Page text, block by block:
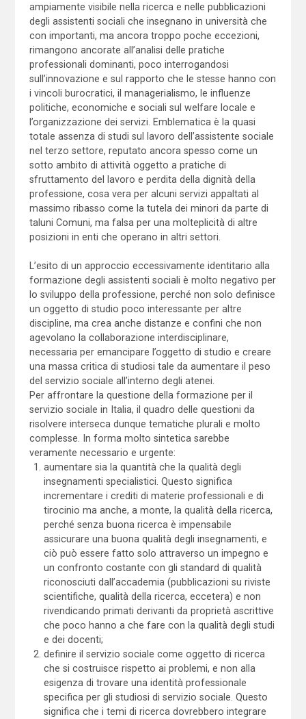
ampiamente visibile nella ricerca e nelle pubblicazioni
degli assistenti sociali che insegnano in università che
con importanti, ma ancora troppo poche eccezioni,
rimangono ancorate all’analisi delle pratiche
professionali dominanti, poco interrogandosi
sull’innovazione e sul rapporto che le stesse hanno con
i vincoli burocratici, il managerialismo, le influenze
politiche, economiche e sociali sul welfare locale e
l’organizzazione dei servizi. Emblematica è la quasi
totale assenza di studi sul lavoro dell’assistente sociale
nel terzo settore, reputato ancora spesso come un
sotto ambito di attività oggetto a pratiche di
sfruttamento del lavoro e perdita della dignità della
professione, cosa vera per alcuni servizi appaltati al
massimo ribasso come la tutela dei minori da parte di
taluni Comuni, ma falsa per una molteplicità di altre
posizioni in enti che operano in altri settori.
L’esito di un approccio eccessivamente identitario alla
formazione degli assistenti sociali è molto negativo per
lo sviluppo della professione, perché non solo definisce
un oggetto di studio poco interessante per altre
discipline, ma crea anche distanze e confini che non
agevolano la collaborazione interdisciplinare,
necessaria per emancipare l’oggetto di studio e creare
una massa critica di studiosi tale da aumentare il peso
del servizio sociale all’interno degli atenei.
Per affrontare la questione della formazione per il
servizio sociale in Italia, il quadro delle questioni da
risolvere interseca dunque tematiche plurali e molto
complesse. In forma molto sintetica sarebbe
veramente necessario e urgente:
aumentare sia la quantità che la qualità degli
insegnamenti specialistici. Questo significa
incrementare i crediti di materie professionali e di
tirocinio ma anche, a monte, la qualità della ricerca,
perché senza buona ricerca è impensabile
assicurare una buona qualità degli insegnamenti, e
ciò può essere fatto solo attraverso un impegno e
un confronto costante con gli standard di qualità
riconosciuti dall’accademia (pubblicazioni su riviste
scientifiche, qualità della ricerca, eccetera) e non
rivendicando primati derivanti da proprietà ascrittive
che poco hanno a che fare con la qualità degli studi
e dei docenti;
definire il servizio sociale come oggetto di ricerca
che si costruisce rispetto ai problemi, e non alla
esigenza di trovare una identità professionale
specifica per gli studiosi di servizio sociale. Questo
significa che i temi di ricerca dovrebbero integrare